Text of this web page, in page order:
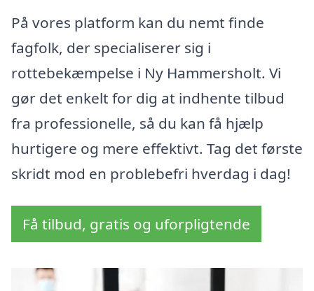
På vores platform kan du nemt finde
fagfolk, der specialiserer sig i
rottebekæmpelse i Ny Hammersholt. Vi
gør det enkelt for dig at indhente tilbud
fra professionelle, så du kan få hjælp
hurtigere og mere effektivt. Tag det første
skridt mod en problebefri hverdag i dag!
Få tilbud, gratis og uforpligtende